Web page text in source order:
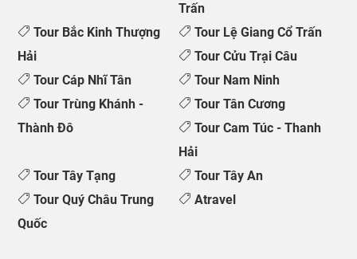
Trấn
Tour Bắc Kinh Thượng
Hải
Tour Lệ Giang Cổ Trấn
Tour Cửu Trại Câu
Tour Cáp Nhĩ Tân
Tour Nam Ninh
Tour Trùng Khánh -
Thành Đô
Tour Tân Cương
Tour Cam Túc - Thanh
Hải
Tour Tây Tạng
Tour Tây An
Tour Quý Châu Trung
Quốc
Atravel